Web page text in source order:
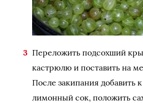
Переложить подсохший
кастрюлю и поставить на
После закипания добавить
лимонный сок, положить